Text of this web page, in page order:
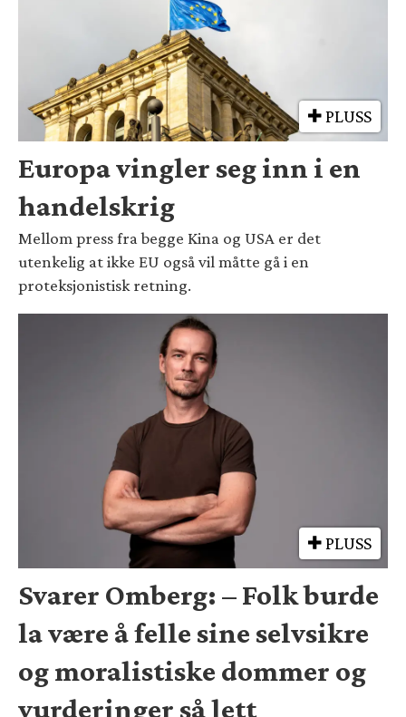
PLUSS
Europa vingler seg inn i en
handelskrig
Mellom press fra begge Kina og USA er det
utenkelig at ikke EU også vil måtte gå i en
proteksjonistisk retning.
PLUSS
Svarer Omberg: – Folk burde
la være å felle sine selvsikre
og moralistiske dommer og
vurderinger så lett